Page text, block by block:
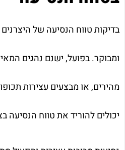
בדיקות טווח הנסיעה של היצרנים
ומבוקר. בפועל, ישנם נהגים
מהירים, או מבצעים עצירות
יכולים להוריד את טווח הנסיעה